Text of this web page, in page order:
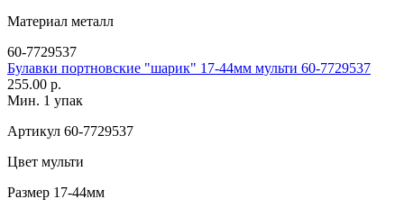
Материал металл
60-7729537
Булавки портновские "шарик" 17-44мм мульти 60-7729537
255.00 р.
Мин. 1 упак
Артикул 60-7729537
Цвет мульти
Размер 17-44мм